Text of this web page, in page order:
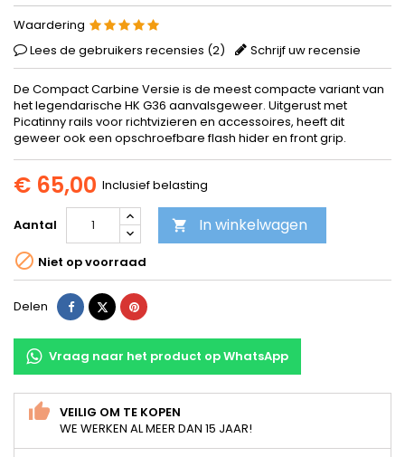
Waardering
Lees de gebruikers recensies (2) Schrijf uw recensie
De Compact Carbine Versie is de meest compacte variant van
het legendarische HK G36 aanvalsgeweer. Uitgerust met
Picatinny rails voor richtvizieren en accessoires, heeft dit
geweer ook een opschroefbare flash hider en front grip.
€ 65,00 Inclusief belasting
Aantal  In winkelwagen
 Niet op voorraad
Delen DelenTweetPinterest
Vraag naar het product op WhatsApp
VEILIG OM TE KOPEN
WE WERKEN AL MEER DAN 15 JAAR!